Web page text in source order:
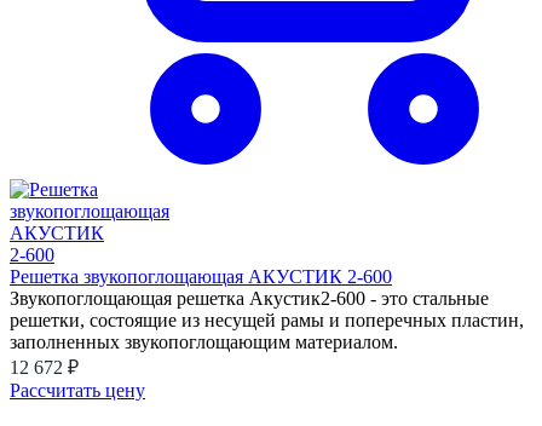
Решетка звукопоглощающая АКУСТИК 2-600
Звукопоглощающая решетка Акустик2-600 - это стальные
решетки, состоящие из несущей рамы и поперечных пластин,
заполненных звукопоглощающим материалом.
12 672 ₽
Рассчитать цену